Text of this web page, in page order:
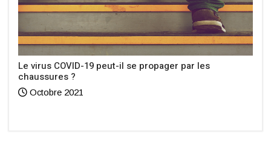
Le virus COVID-19 peut-il se propager par les
chaussures ?
Octobre 2021